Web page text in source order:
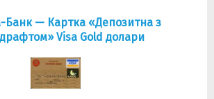
Банк — Картка «Депозитна з
Visa Gold долари